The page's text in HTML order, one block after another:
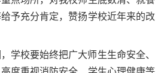
予充分肯定，赞扬学校近年来的改
学校要始终把广大师生生命安全、